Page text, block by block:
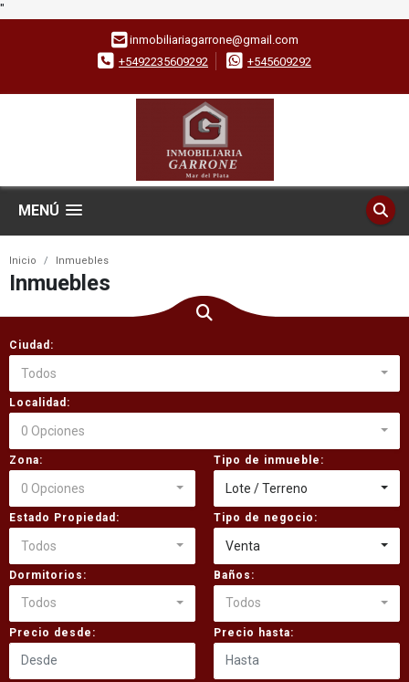
"
inmobiliariagarrone@gmail.com
+5492235609292
+545609292
MENÚ
Inicio Inmuebles
Inmuebles
Ciudad:
Todos
Localidad:
0 Opciones
Zona:
0 Opciones
Tipo de inmueble:
Lote / Terreno
Estado Propiedad:
Todos
Tipo de negocio:
Venta
Dormitorios:
Todos
Baños:
Todos
Precio desde: Precio hasta: